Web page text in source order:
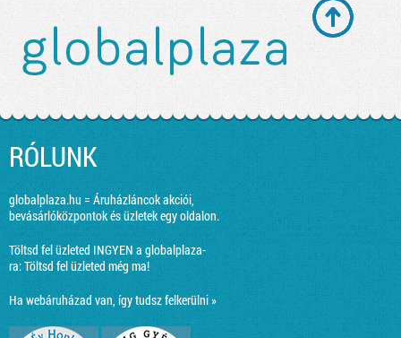
RÓLUNK
globalplaza.hu = Áruházláncok akciói,
bevásárlóközpontok és üzletek egy oldalon.
Töltsd fel üzleted INGYEN a globalplaza-
ra:Töltsd fel üzleted még ma!
Ha webáruházad van, így tudsz felkerülni »